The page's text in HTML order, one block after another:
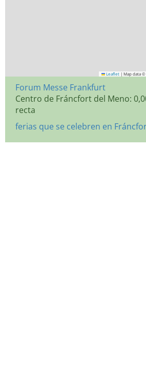
Leaflet | Map data ©
Forum Messe Frankfurt
Centro de Fráncfort del Meno:
recta
ferias que se celebren en